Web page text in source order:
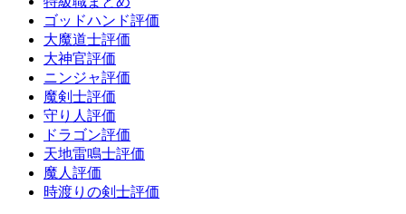
ゴッドハンド評価
大魔道士評価
大神官評価
ニンジャ評価
魔剣士評価
守り人評価
ドラゴン評価
天地雷鳴士評価
魔人評価
時渡りの剣士評価